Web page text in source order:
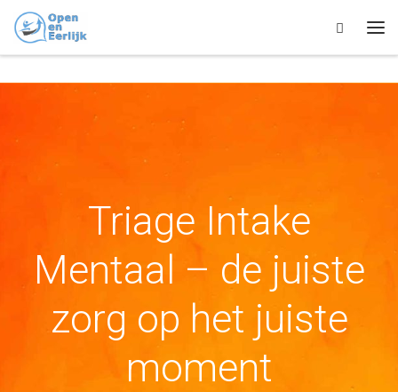
Skip to content
Search
Triage Intake
Mentaal – de juiste
zorg op het juiste
moment